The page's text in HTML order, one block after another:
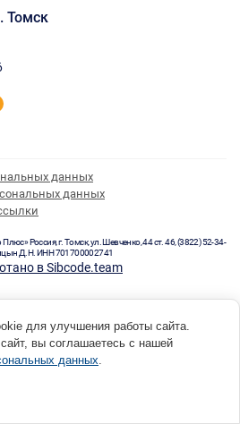
Томск
данных
данных
Россия, г. Томск, ул. Шевченко, 44 ст. 46, (3822) 52-34-
Д.Н. ИНН 701700002741
в Sibcode.team
для улучшения работы сайта.
вы соглашаетесь с нашей
данных.